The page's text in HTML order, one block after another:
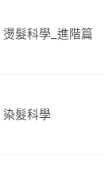
髮科學_進階篇
髮科學